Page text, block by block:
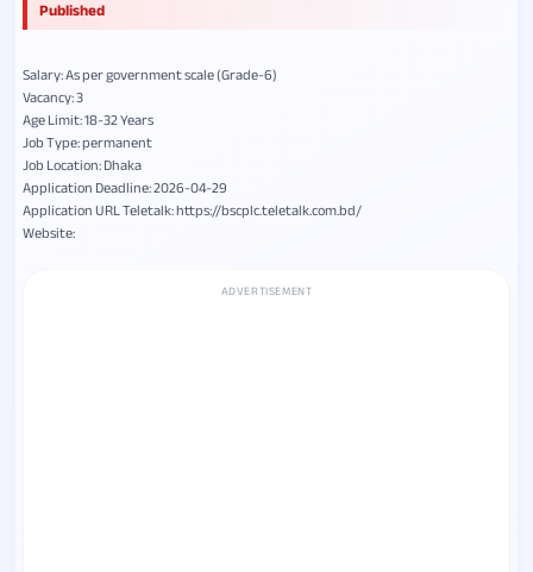
Published
Salary: As per government scale (Grade-6)
Vacancy: 3
Age Limit: 18-32 Years
Job Type: permanent
Job Location: Dhaka
Application Deadline: 2026-04-29
Application URL Teletalk: https://bscplc.teletalk.com.bd/
Website:
ADVERTISEMENT